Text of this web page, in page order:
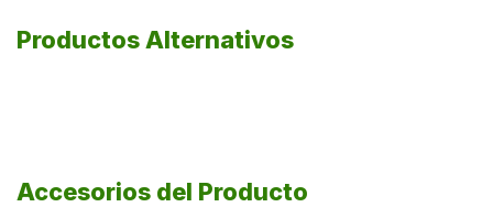
Productos Alternativos
Accesorios del Producto